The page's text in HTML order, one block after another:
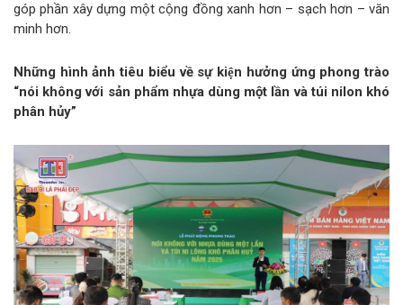
góp phần xây dựng một cộng đồng xanh hơn – sạch hơn – văn
minh hơn.
Những hình ảnh tiêu biểu về sự kiện hưởng ứng phong trào
“nói không với sản phẩm nhựa dùng một lần và túi nilon khó
phân hủy”